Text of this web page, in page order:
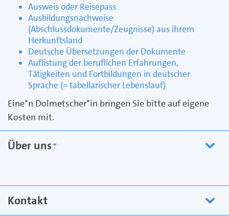
Ausweis oder Reisepass
Ausbildungsnachweise
(Abschlussdokumente/Zeugnisse) aus ihrem
Herkunftsland
Deutsche Übersetzungen der Dokumente
Auflistung der beruflichen Erfahrungen,
Tätigkeiten und Fortbildungen in deutscher
Sprache (= tabellarischer Lebenslauf)
Eine*n Dolmetscher*in bringen Sie bitte auf eigene
Kosten mit.
Über uns
Kontakt